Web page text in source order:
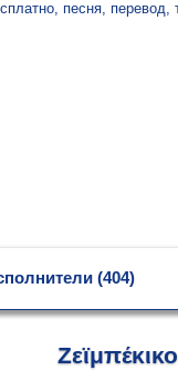
(404)
Ζεϊμπέκικο